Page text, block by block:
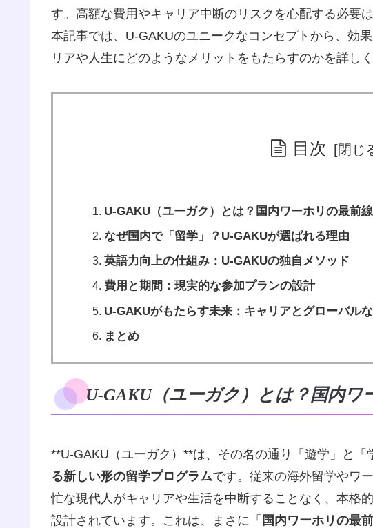
す。高額な費用やキャリア中断のリスクを心配する必要は
本記事では、U-GAKUのユニークなコンセプトから、効
リアや人生にどのようなメリットをもたらすのかを詳しく
目次
U-GAKU（ユーガク）とは？国内ワーホリの最前線
なぜ国内で「留学」？U-GAKUが選ばれる理由
英語力向上の仕組み：U-GAKUの独自メソッド
費用と期間：現実的な参加プランの設計
U-GAKUがもたらす未来：キャリアとグローバル
まとめ
U-GAKU（ユーガク）とは？国内ワ
**U-GAKU（ユーガク）**は、その名の通り「遊学」と「
る新しい形の留学プログラムです。従来の海外留学やワ
忙な現代人がキャリアや生活を中断することなく、本格
設計されています。これは、まさに「 国内ワーホリの最